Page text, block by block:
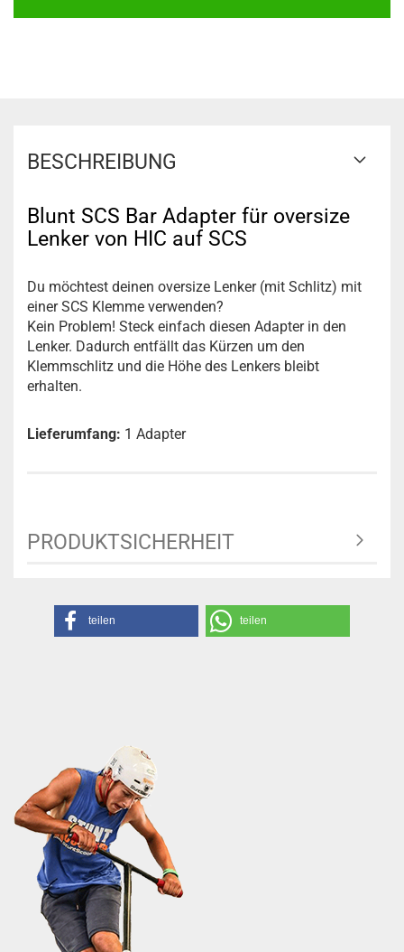
BESCHREIBUNG
Blunt SCS Bar Adapter für oversize
Lenker von HIC auf SCS
Du möchtest deinen oversize Lenker (mit Schlitz) mit
einer SCS Klemme verwenden?
Kein Problem! Steck einfach diesen Adapter in den
Lenker. Dadurch entfällt das Kürzen um den
Klemmschlitz und die Höhe des Lenkers bleibt
erhalten.
Lieferumfang: 1 Adapter
PRODUKTSICHERHEIT
teilen teilen